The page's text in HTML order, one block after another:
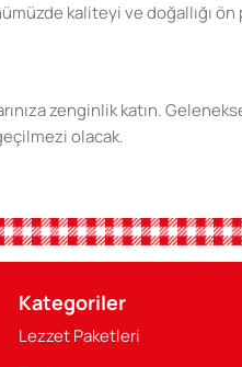
kaliteyi ve doğallığı
zenginlik katın.
olacak.
keşfedin. Katkısız,
özel anlarınızı daha da
Kategoriler
Lezzet Paketleri